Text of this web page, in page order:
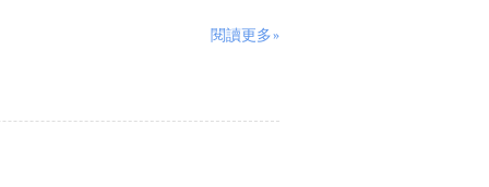
閱讀更多»